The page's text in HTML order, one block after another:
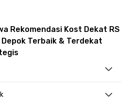
Rekomendasi Kost Dekat RS
Terbaik & Terdekat